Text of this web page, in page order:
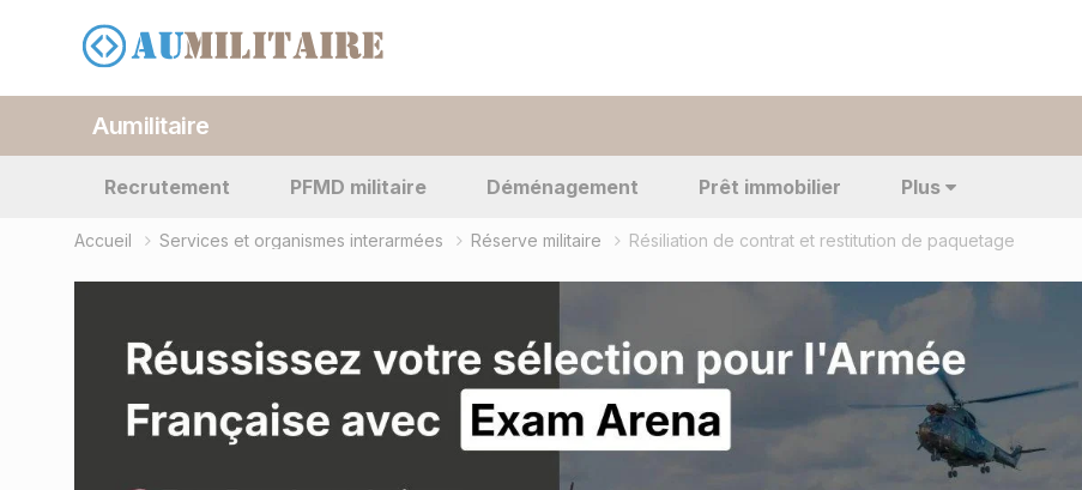
Aumilitaire
Recrutement PFMD militaire Déménagement Prêt immobilier Plus
Accueil Services et organismes interarmées Réserve militaire Résiliation de contrat et restitution de paquetage